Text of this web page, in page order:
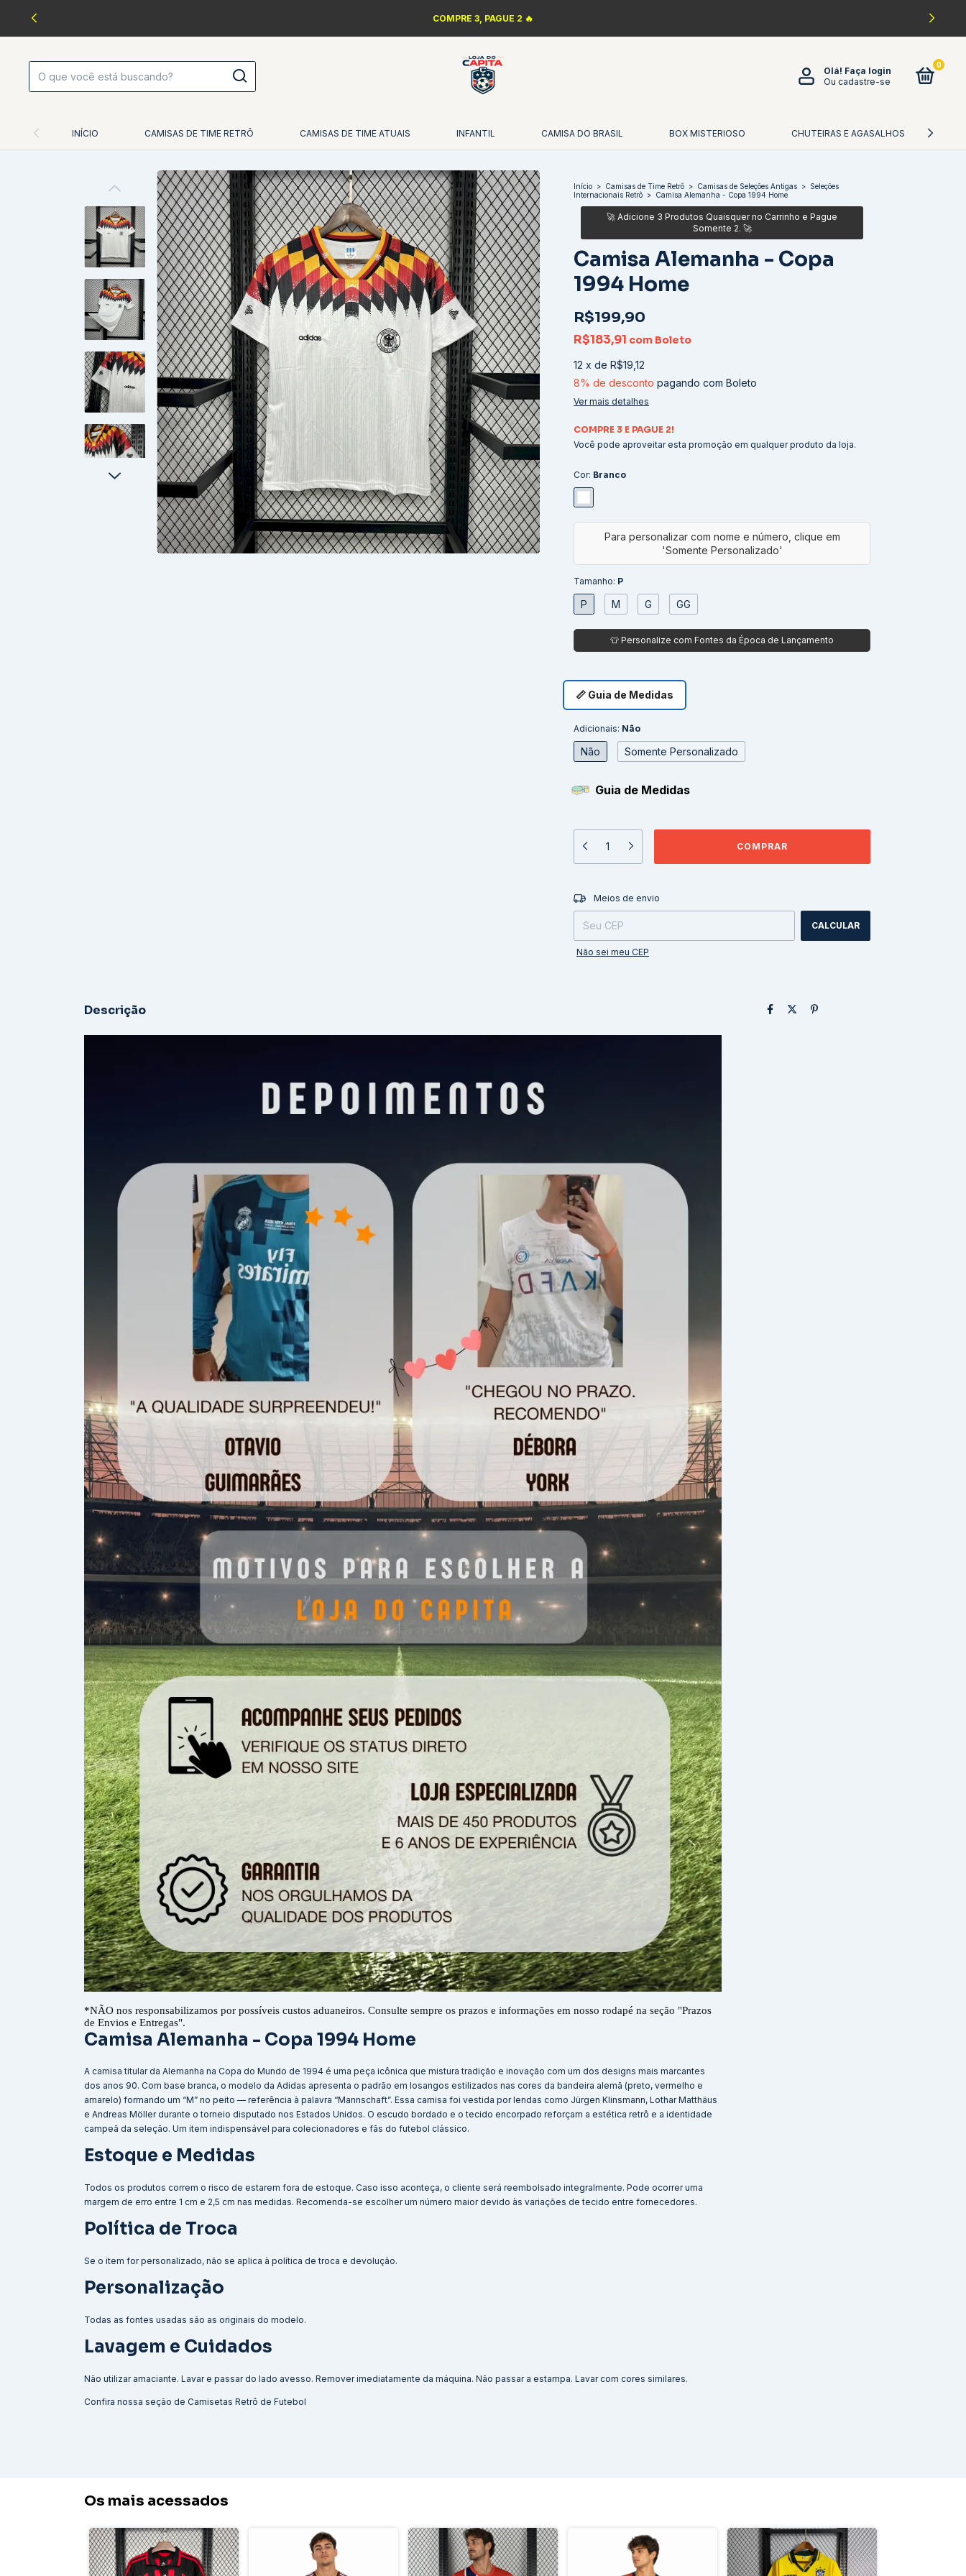
COMPRE 3, PAGUE 2 🔥
Olá! Faça login
Ou cadastre-se
0
INÍCIO CAMISAS DE TIME RETRÔ CAMISAS DE TIME ATUAIS INFANTIL CAMISA DO BRASIL BOX MISTERIOSO CHUTEIRAS E AGASALHOS
Início > Camisas de Time Retrô > Camisas de Seleções Antigas > Seleções
Internacionais Retrô > Camisa Alemanha - Copa 1994 Home
Camisa Alemanha - Copa
1994 Home
R$199,90
R$183,91 com Boleto
12 x de R$19,12
8% de desconto pagando com Boleto
Ver mais detalhes
COMPRE 3 E PAGUE 2!
Você pode aproveitar esta promoção em qualquer produto da loja.
Cor: Branco
Tamanho: P
P M G GG
📏 Guia de Medidas
Adicionais: Não
Não Somente Personalizado
Guia de Medidas
Entregas para o CEP:
Meios de envio
CALCULAR
Não sei meu CEP
Descrição
*NÃO nos responsabilizamos por possíveis custos aduaneiros. Consulte sempre os prazos e informações em nosso rodapé na seção "Prazos
de Envios e Entregas".
Camisa Alemanha - Copa 1994 Home
A camisa titular da Alemanha na Copa do Mundo de 1994 é uma peça icônica que mistura tradição e inovação com um dos designs mais marcantes
dos anos 90. Com base branca, o modelo da Adidas apresenta o padrão em losangos estilizados nas cores da bandeira alemã (preto, vermelho e
amarelo) formando um “M” no peito — referência à palavra “Mannschaft”. Essa camisa foi vestida por lendas como Jürgen Klinsmann, Lothar Matthäus
e Andreas Möller durante o torneio disputado nos Estados Unidos. O escudo bordado e o tecido encorpado reforçam a estética retrô e a identidade
campeã da seleção. Um item indispensável para colecionadores e fãs do futebol clássico.
Estoque e Medidas
Todos os produtos correm o risco de estarem fora de estoque. Caso isso aconteça, o cliente será reembolsado integralmente. Pode ocorrer uma
margem de erro entre 1 cm e 2,5 cm nas medidas. Recomenda-se escolher um número maior devido às variações de tecido entre fornecedores.
Política de Troca
Se o item for personalizado, não se aplica à política de troca e devolução.
Personalização
Todas as fontes usadas são as originais do modelo.
Lavagem e Cuidados
Não utilizar amaciante. Lavar e passar do lado avesso. Remover imediatamente da máquina. Não passar a estampa. Lavar com cores similares.
Confira nossa seção de Camisetas Retrô de Futebol
Os mais acessados